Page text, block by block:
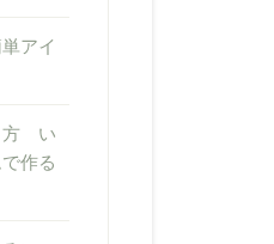
アイ
方 い
作る